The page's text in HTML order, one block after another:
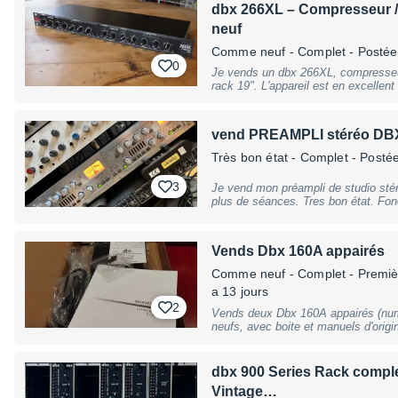
0
dbx 266XL – Compresseur
neuf
Comme neuf - Complet -
Je vends un dbx 266XL,
rack 19". L'appareil est en excellent état, proche du neuf, avec très peu voire
batteries, basses, instruments et
fonctions de compression, gating
stéréo ou en double mono. Idéal pour un home studio, studio professionnel,
sonorisation ou rack live. État proche du neuf, vendu avec son câble
3
vend PREAMPLI stéréo
Très bon état - Complet-
Je vend mon préampli de studio stéréo DBX 586 à
plus de séances. Tres bon état.
2
Vends Dbx 160A appairés
Comme neuf - Complet -
a 13 jours
Vends deux Dbx 160A appairés
neufs, avec boite et manuels
dbx 900 Series Rack
Vintage…